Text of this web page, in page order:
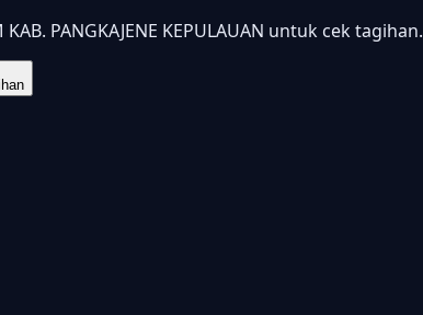
PANGKAJENE KEPULAUAN untuk cek tagihan.